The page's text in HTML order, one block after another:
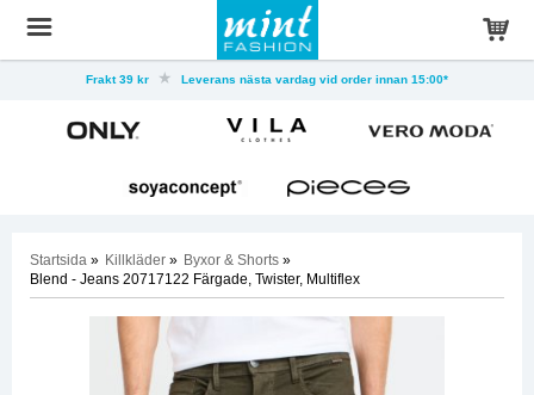
Frakt 39 kr Leverans nästa vardag vid order innan 15:00*
Startsida » Killkläder » Byxor & Shorts »
Blend - Jeans 20717122 Färgade, Twister, Multiflex